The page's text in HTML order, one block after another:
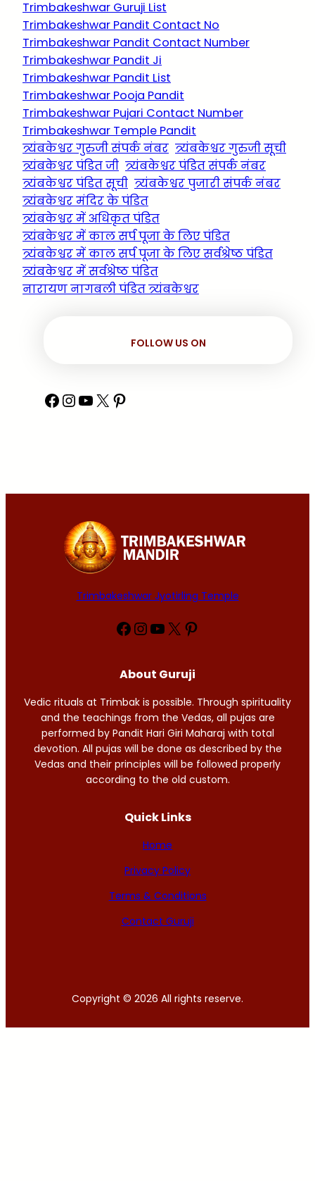
Trimbakeshwar Guruji List
Trimbakeshwar Pandit Contact No
Trimbakeshwar Pandit Contact Number
Trimbakeshwar Pandit Ji
Trimbakeshwar Pandit List
Trimbakeshwar Pooja Pandit
Trimbakeshwar Pujari Contact Number
Trimbakeshwar Temple Pandit
त्र्यंबकेश्वर गुरुजी संपर्क नंबर त्र्यंबकेश्वर गुरुजी सूची
त्र्यंबकेश्वर पंडित जी त्र्यंबकेश्वर पंडित संपर्क नंबर
त्र्यंबकेश्वर पंडित सूची त्र्यंबकेश्वर पुजारी संपर्क नंबर
त्र्यंबकेश्वर मंदिर के पंडित
त्र्यंबकेश्वर में अधिकृत पंडित
त्र्यंबकेश्वर में काल सर्प पूजा के लिए पंडित
त्र्यंबकेश्वर में काल सर्प पूजा के लिए सर्वश्रेष्ठ पंडित
त्र्यंबकेश्वर में सर्वश्रेष्ठ पंडित
नारायण नागबली पंडित त्र्यंबकेश्वर
FOLLOW US ON
Facebook InstagramYouTube X Pinterest
Trimbakeshwar Jyotirling Temple
Facebook InstagramYouTube X Pinterest
About Guruji
Vedic rituals at Trimbak is possible. Through spirituality
and the teachings from the Vedas, all pujas are
performed by Pandit Hari Giri Maharaj with total
devotion. All pujas will be done as described by the
Vedas and their principles will be followed properly
according to the old custom.
Quick Links
Home
Privacy Policy
Terms & Conditions
Contact Guruji
Copyright © 2026 All rights reserve.